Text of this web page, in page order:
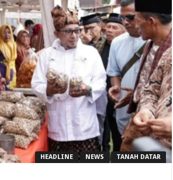
HEADLINE NEWS TANAH DATAR